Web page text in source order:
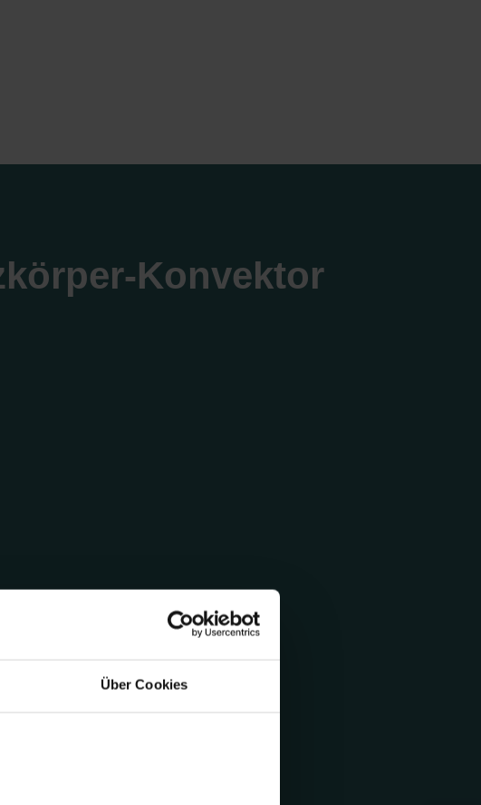
Über Cookies
Konvektor